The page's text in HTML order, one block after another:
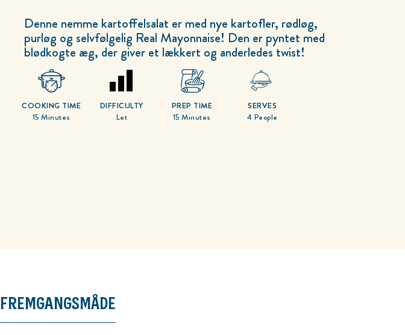
Denne nemme kartoffelsalat er med nye kartofler, rødløg,
purløg og selvfølgelig Real Mayonnaise! Den er pyntet med
blødkogte æg, der giver et lækkert og anderledes twist!
15 Minutes
COOKING TIME
Let
DIFFICULTY
15 Minutes
PREP TIME
4 People
SERVES
FREMGANGSMÅDE